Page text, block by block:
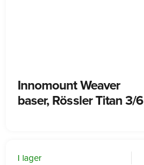
Innomount Weaver
baser, Rössler Titan 3/6
I lager